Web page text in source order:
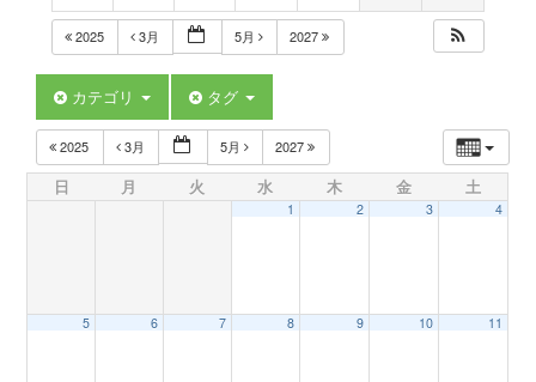
t
i
2025 3月 5月 2027
カテゴリ タグ
2025 3月 5月 2027
日 月 火 水 木 金 土
1 2 3 4
5 6 7 8 9 10 11